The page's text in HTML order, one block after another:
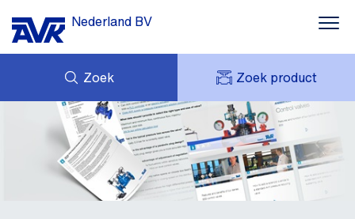
Nederland BV
Zoek Zoek product
DOWNLOADS
CASE STORIES
AVK NEDERLAND
MIJN OFFERTES
MIJN AVK
AVK HOLDING (GROUP)
VACATURES